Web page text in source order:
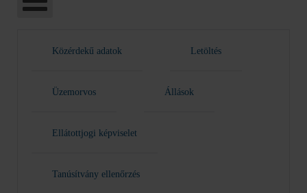
Közérdekű adatok Letöltés
Üzemorvos Állások
Ellátottjogi képviselet
Tanúsítvány ellenőrzés